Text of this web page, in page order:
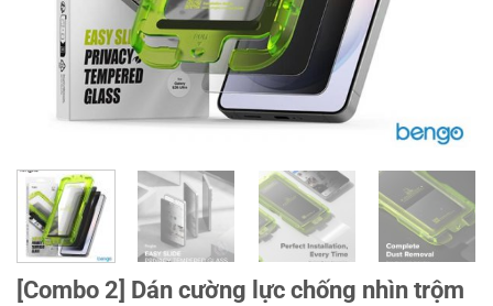
[Combo 2] Dán cường lực chống nhìn trộm